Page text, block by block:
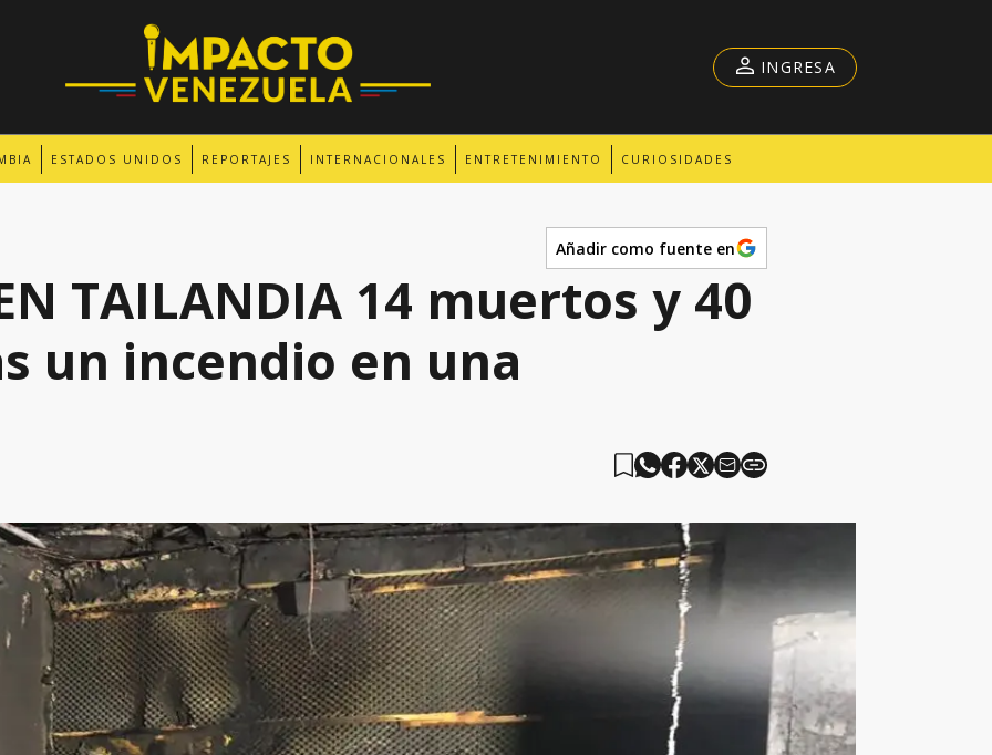
ESTADOS UNIDOS REPORTAJES INTERNACIONALES ENTRETENIMIENTO CURIOSIDADES
INGRESA
Añadir como fuente en
TAILANDIA 14 muertos y 40
un incendio en una